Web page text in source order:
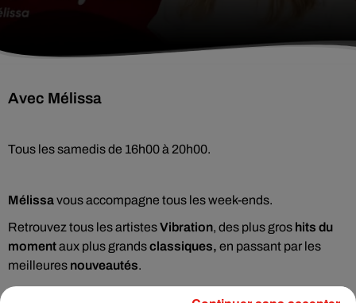
Avec Mélissa
Tous les samedis de 16h00 à 20h00.
Mélissavous accompagne tous les week-ends.
Retrouvez tous les artistesVibration, des plus gros hits du
momentaux plus grandsclassiques, en passant par les
meilleures nouveautés.